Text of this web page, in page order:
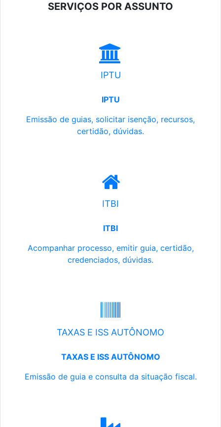
SERVIÇOS POR ASSUNTO
IPTU
IPTU
Emissão de guias, solicitar isenção, recursos,
certidão, dúvidas.
ITBI
ITBI
Acompanhar processo, emitir guia, certidão,
credenciados, dúvidas.
TAXAS E ISS AUTÔNOMO
TAXAS E ISS AUTÔNOMO
Emissão de guia e consulta da situação fiscal.